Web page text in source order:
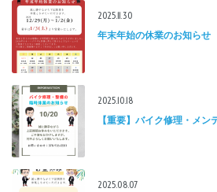
2025.11.30
年末年始の休業のお知らせ
2025.10.18
【重要】バイク修理・メ
2025.08.07